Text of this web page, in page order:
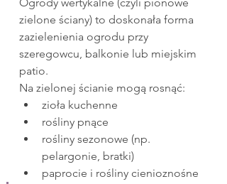
zielone ściany) to doskonała forma
zazielenienia ogrodu przy
szeregowcu, balkonie lub miejskim
patio.
Na zielonej ścianie mogą rosnąć:
zioła kuchenne
rośliny pnące
rośliny sezonowe (np.
pelargonie, bratki)
paprocie i rośliny cienioznośne